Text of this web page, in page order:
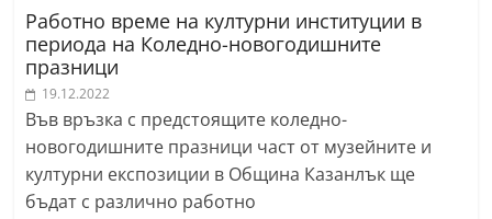
Работно време на културни институции в
периода на Коледно-новогодишните
празници
19.12.2022
Във връзка с предстоящите коледно-
новогодишните празници част от музейните и
културни експозиции в Община Казанлък ще
бъдат с различно работно